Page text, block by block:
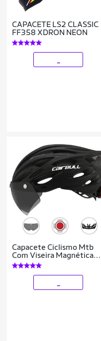
CAPACETE LS2 CLASSIC
FF358 XDRON NEON
Capacete Ciclismo Mtb
Com Viseira Magnética
Led Ultraleve